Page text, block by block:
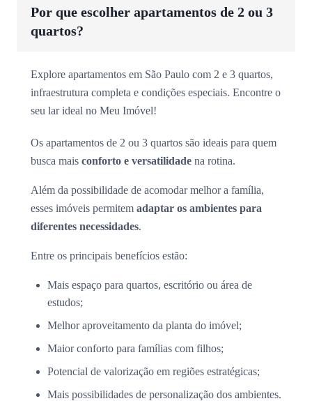
Por que escolher apartamentos de 2 ou 3
quartos?
Explore apartamentos em São Paulo com 2 e 3 quartos,
infraestrutura completa e condições especiais. Encontre o
seu lar ideal no Meu Imóvel!
Os apartamentos de 2 ou 3 quartos são ideais para quem
busca mais conforto e versatilidade na rotina.
Além da possibilidade de acomodar melhor a família,
esses imóveis permitem adaptar os ambientes para
diferentes necessidades.
Entre os principais benefícios estão:
Mais espaço para quartos, escritório ou área de
estudos;
Melhor aproveitamento da planta do imóvel;
Maior conforto para famílias com filhos;
Potencial de valorização em regiões estratégicas;
Mais possibilidades de personalização dos ambientes.